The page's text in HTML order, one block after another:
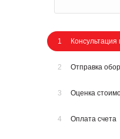
1
2 Отправка
3 Оценка
4 Оплата счета